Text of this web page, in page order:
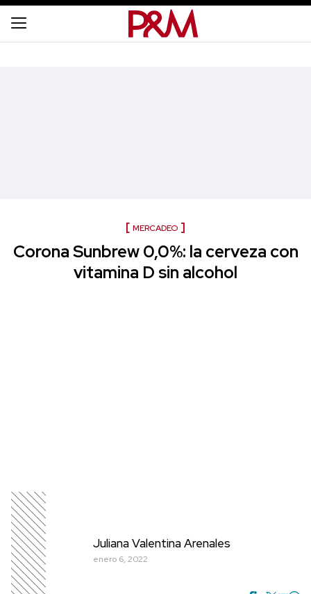
MERCADEO
Corona Sunbrew 0,0%: la cerveza con
vitamina D sin alcohol
Juliana Valentina Arenales
enero 6, 2022